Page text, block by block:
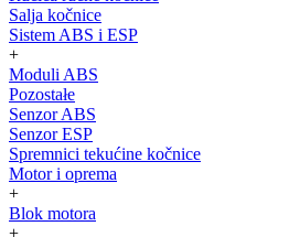
Salja kočnice
Sistem ABS i ESP
+
Moduli ABS
Pozostałe
Senzor ABS
Senzor ESP
Spremnici tekućine kočnice
Motor i oprema
+
Blok motora
+